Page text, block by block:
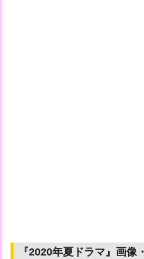
『2020年夏ドラマ』画像